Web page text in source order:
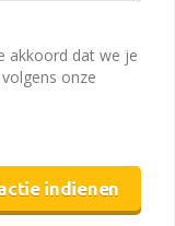
akkoord dat we je
onze